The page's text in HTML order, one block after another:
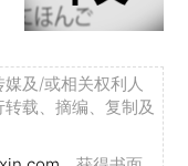
及/或相关权利人
载、摘编、复制及